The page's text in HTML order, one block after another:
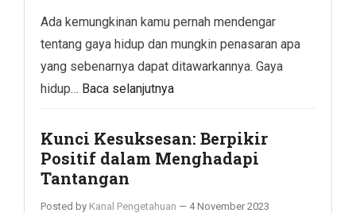
Ada kemungkinan kamu pernah mendengar
tentang gaya hidup dan mungkin penasaran apa
yang sebenarnya dapat ditawarkannya. Gaya
hidup… Baca selanjutnya
Kunci Kesuksesan: Berpikir
Positif dalam Menghadapi
Tantangan
Posted by Kanal Pengetahuan — 4 November 2023